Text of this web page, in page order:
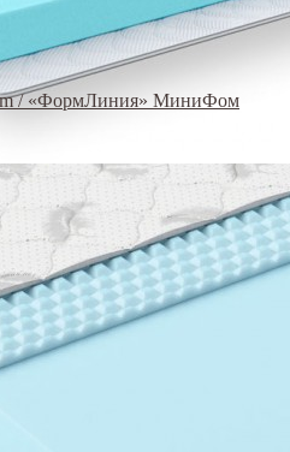
/ «ФормЛиния» МиниФом